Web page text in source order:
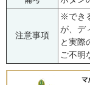
注意事項
※でき
が、デ
と実際
ご不明